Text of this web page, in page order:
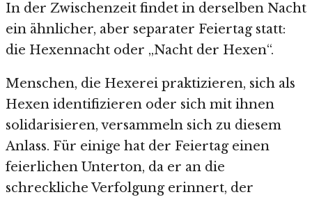
In der Zwischenzeit findet in derselben Nacht
ein ähnlicher, aber separater Feiertag statt:
die Hexennacht oder „Nacht der Hexen“.
Menschen, die Hexerei praktizieren, sich als
Hexen identifizieren oder sich mit ihnen
solidarisieren, versammeln sich zu diesem
Anlass. Für einige hat der Feiertag einen
feierlichen Unterton, da er an die
schreckliche Verfolgung erinnert, der